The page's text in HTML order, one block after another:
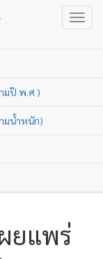
มปี พ.ศ )
มน้ำหนัก)
ยแพร่